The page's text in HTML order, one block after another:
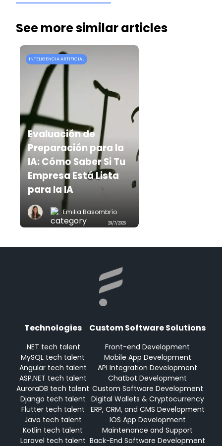
See more similar articles
INTELIGENCIA ARTIFICIAL
Evaluación de
Preparación para la
IA: Cómo Saber Si Tu
Empresa Está Lista
para la IA
Emilia Basombrío
29/7/2026
Technologies
.NET tech talent
MySQL tech talent
Angular tech talent
ASP.NET tech talent
AuroraDB tech talent
Django tech talent
Flutter tech talent
Java tech talent
Kotlin tech talent
Laravel tech talent
Custom Software Solutions
Front-end Development
Mobile App Development
API Integration Development
Chatbot Development
Custom Software Development
Digital Wallets & Cryptocurrency
ERP, CRM, and CMS Development
IOS App Development
Maintenance and Support
Back-End Software Development